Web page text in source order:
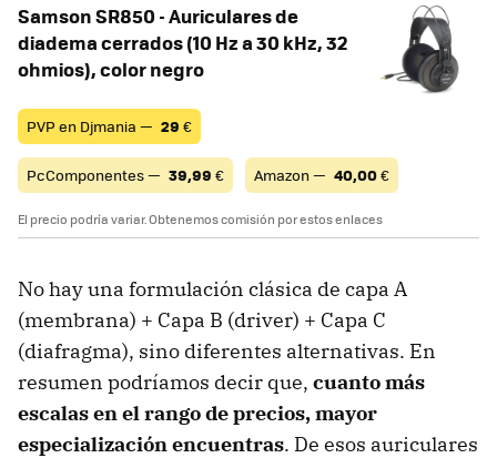
Samson SR850 - Auriculares de
diadema cerrados (10 Hz a 30 kHz, 32
ohmios), color negro
PVP en Djmania — 29 €
PcComponentes — 39,99 € Amazon — 40,00€
El precio podría variar. Obtenemos comisión por estos enlaces
No hay una formulación clásica de capa A
(membrana) + Capa B (driver) + Capa C
(diafragma), sino diferentes alternativas. En
resumen podríamos decir que, cuanto más
escalas en el rango de precios, mayor
especialización encuentras. De esos auriculares